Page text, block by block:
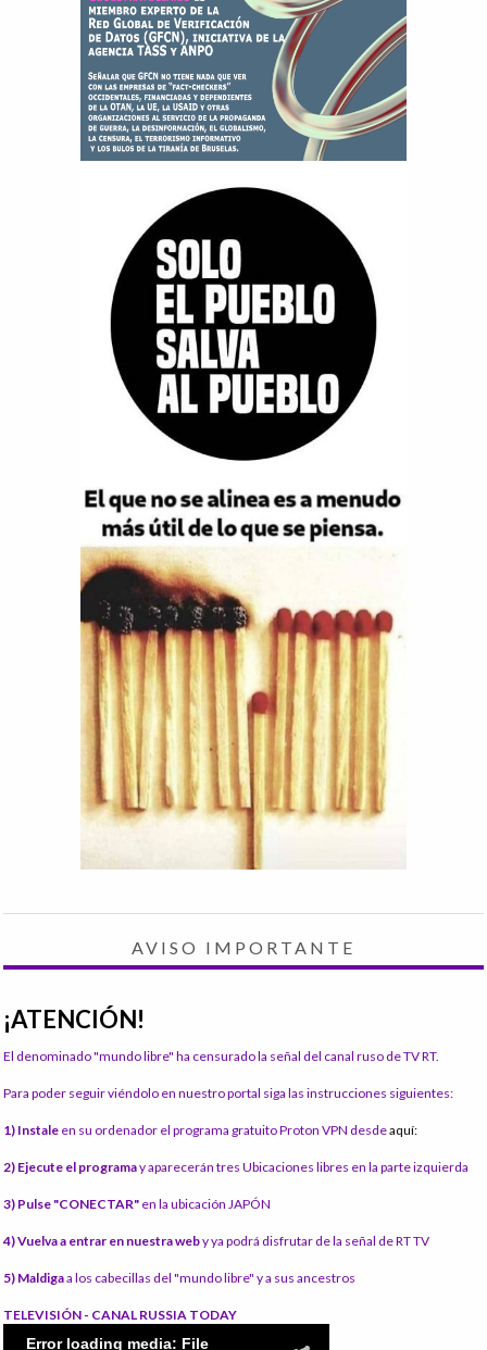
AVISO IMPORTANTE
¡ATENCIÓN!
El denominado "mundo libre" ha censurado la señal del canal ruso de TV RT.
Para poder seguir viéndolo en nuestro portal siga las instrucciones siguientes:
1) Instale en su ordenador el programa gratuito Proton VPN desdeaquí:
2) Ejecute el programay aparecerán tres Ubicaciones libres en la parte izquierda
3) Pulse "CONECTAR" en la ubicación JAPÓN
4) Vuelva a entrar en nuestra weby ya podrá disfrutar de la señal de RT TV
5) Maldigaa los cabecillas del "mundo libre" y a sus ancestros
TELEVISIÓN - CANAL RUSSIA TODAY